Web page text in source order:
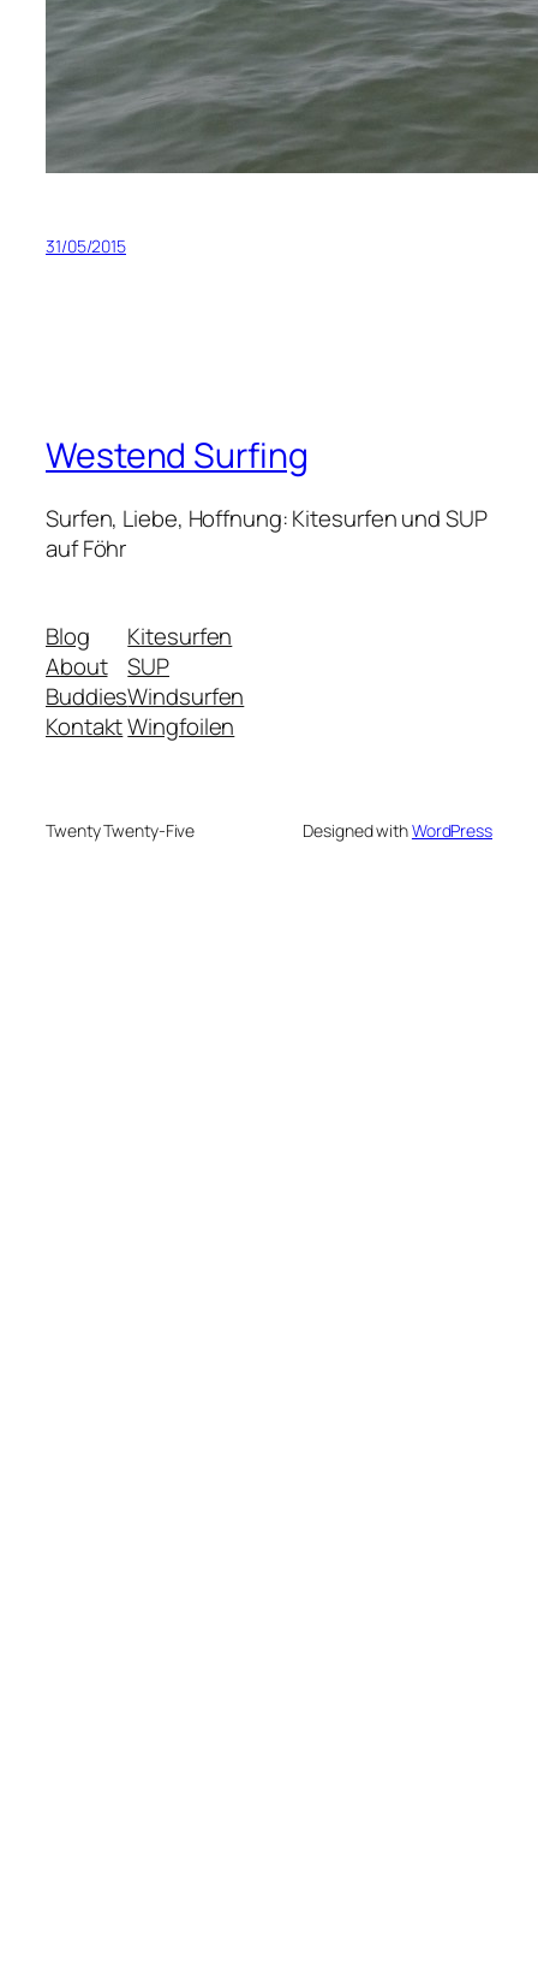
31/05/2015
Westend Surfing
Surfen, Liebe, Hoffnung: Kitesurfen und SUP
auf Föhr
Blog
About
Buddies
Kontakt
Kitesurfen
SUP
Windsurfen
Wingfoilen
Twenty Twenty-Five Designed withWordPress